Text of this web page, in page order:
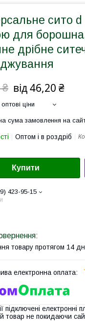
сито
для
дрібне
₴ від 46,20 ₴
ціни
сума замовлення на
Оптом і в роздріб
Купити
423-95-15
товару протягом 14
підключені електронні
товар не покидаючи